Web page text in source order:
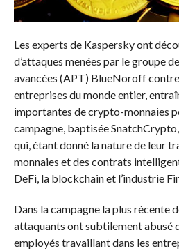
Les experts de Kaspersky ont
d’attaques menées par le groupe
avancées (APT) BlueNoroff
entreprises du monde entier,
importantes de crypto-monnaies
campagne, baptisée
qui, étant donné la nature de leur
monnaies et des contrats
DeFi, la blockchain et l’industrie
Dans la campagne la plus récente
attaquants ont subtilement abusé
employés travaillant dans les